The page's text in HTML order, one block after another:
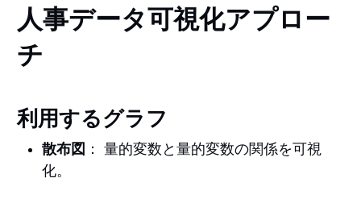
人事データ可視化アプロー
チ
利用するグラフ
散布図 ： 量的変数と量的変数の関係を可視
化。